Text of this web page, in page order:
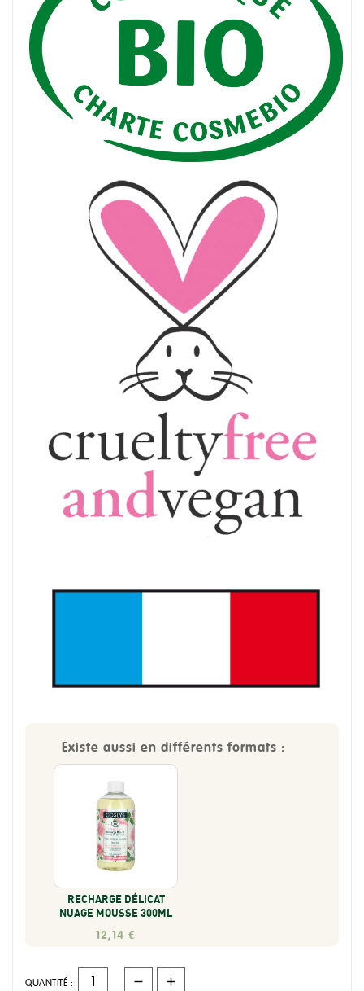
Existe aussi en différents formats :
RECHARGE DÉLICAT
NUAGE MOUSSE 300ML
12,14 €
QUANTITÉ :